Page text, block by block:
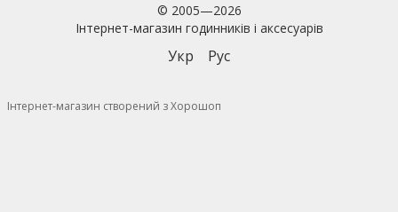
© 2005—2026
Інтернет-магазин годинників і аксесуарів
Укр Рус
Інтернет-магазин створений з Хорошоп